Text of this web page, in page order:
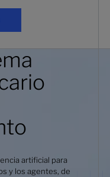
artificial para
y los agentes, de